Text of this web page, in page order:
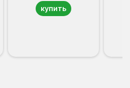
купить